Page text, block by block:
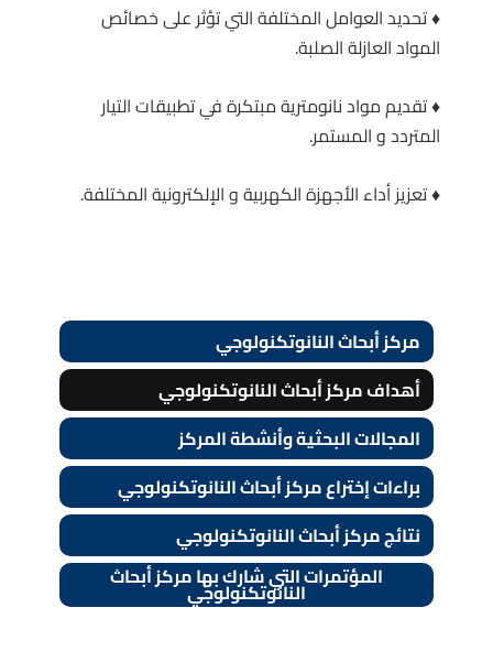
♦ تحديد العوامل المختلفة التي تؤثر على خصائص
المواد العازلة الصلبة.
♦ تقديم مواد نانومترية مبتكرة في تطبيقات التيار
المتردد و المستمر.
♦ تعزيز أداء الأجهزة الكهربية و الإلكترونية المختلفة.
مركز أبحاث النانوتكنولوجي
أهداف مركز أبحاث النانوتكنولوجي
المجالات البحثية وأنشطة المركز
براءات إختراع مركز أبحاث النانوتكنولوجي
نتائج مركز أبحاث النانوتكنولوجي
المؤتمرات التي شارك بها مركز أبحاث
النانوتكنولوجي